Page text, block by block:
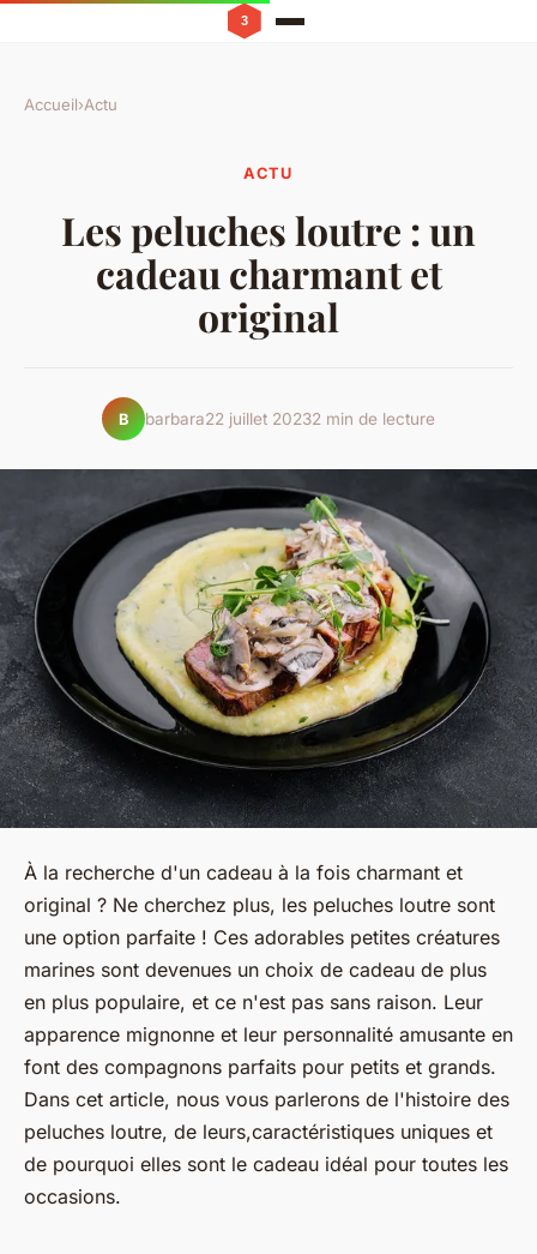
Accueil›Actu
ACTU
Les peluches loutre : un
cadeau charmant et
original
B barbara22 juillet 20232 min de lecture
À la recherche d'un cadeau à la fois charmant et
original ? Ne cherchez plus, les peluches loutre sont
une option parfaite ! Ces adorables petites créatures
marines sont devenues un choix de cadeau de plus
en plus populaire, et ce n'est pas sans raison. Leur
apparence mignonne et leur personnalité amusante en
font des compagnons parfaits pour petits et grands.
Dans cet article, nous vous parlerons de l'histoire des
peluches loutre, de leurs,caractéristiques uniques et
de pourquoi elles sont le cadeau idéal pour toutes les
occasions.